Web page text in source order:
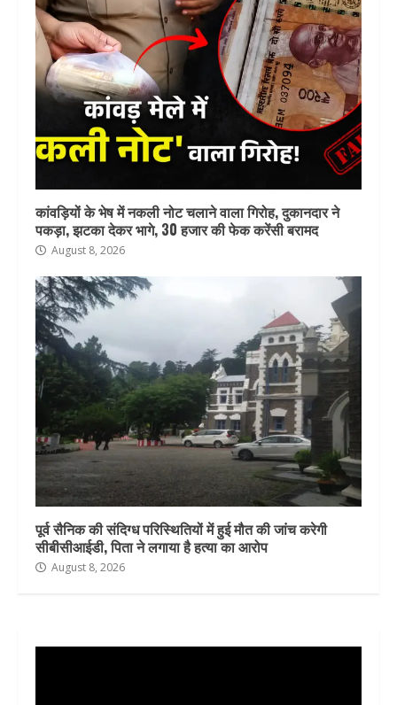
कांवड़ियों के भेष में नकली नोट चलाने वाला गिरोह, दुकानदार ने
पकड़ा, झटका देकर भागे, 30 हजार की फेक करेंसी बरामद
August 8, 2026
पूर्व सैनिक की संदिग्ध परिस्थितियों में हुई मौत की जांच करेगी
सीबीसीआईडी, पिता ने लगाया है हत्या का आरोप
August 8, 2026